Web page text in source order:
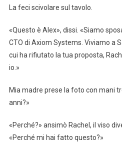
La feci scivolare sul tavolo.
«Questo è Alex», dissi. «Siamo
CTO di Axiom Systems. Viviamo a
cui ha rifiutato la tua proposta,
io.»
Mia madre prese la foto con mani
anni?»
«Perché?» ansimò Rachel, il viso
«Perché mi hai fatto questo?»